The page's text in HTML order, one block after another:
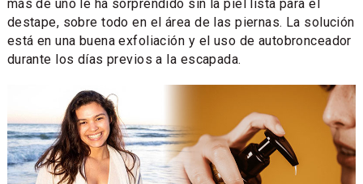
más de uno le ha sorprendido sin la piel lista para el
destape, sobre todo en el área de las piernas. La solución
está en una buena exfoliación y el uso de autobronceador
durante los días previos a la escapada.